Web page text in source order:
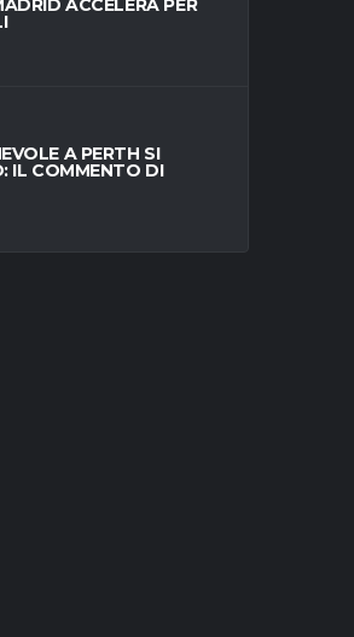
ACCELERA PER
A PERTH SI
IL COMMENTO DI